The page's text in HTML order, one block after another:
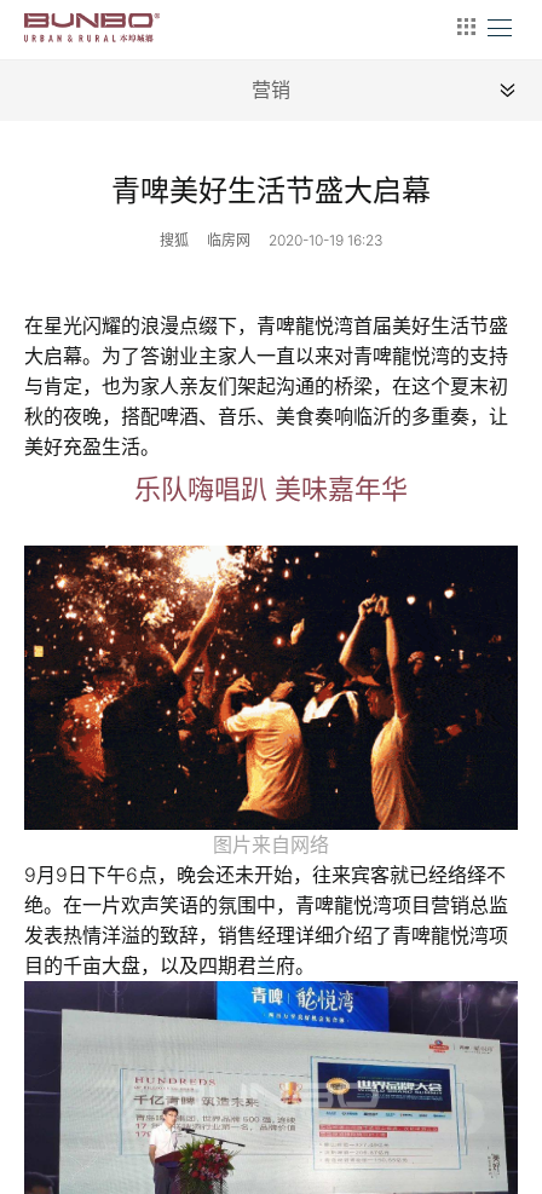
营销
新闻
地理
产业
文艺
青啤美好生活节盛大启幕
搜狐 临房网 2020-10-19 16:23
在星光闪耀的浪漫点缀下，青啤龍悦湾首届美好生活节盛
大启幕。为了答谢业主家人一直以来对青啤龍悦湾的支持
与肯定，也为家人亲友们架起沟通的桥梁，在这个夏末初
秋的夜晚，搭配啤酒、音乐、美食奏响临沂的多重奏，让
美好充盈生活。
乐队嗨唱趴 美味嘉年华
图片来自网络
9月9日下午6点，晚会还未开始，往来宾客就已经络绎不
绝。在一片欢声笑语的氛围中，青啤龍悦湾项目营销总监
发表热情洋溢的致辞，销售经理详细介绍了青啤龍悦湾项
目的千亩大盘，以及四期君兰府。